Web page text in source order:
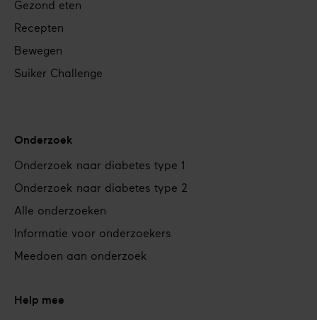
Gezond eten
Recepten
Bewegen
Suiker Challenge
Onderzoek
Onderzoek naar diabetes type 1
Onderzoek naar diabetes type 2
Alle onderzoeken
Informatie voor onderzoekers
Meedoen aan onderzoek
Help mee